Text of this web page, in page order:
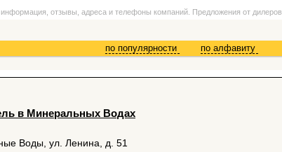
отзывы, адреса и телефоны компаний. Предложения от дилеров.
по алфавиту
по популярности
в Минеральных Водах
Воды, ул. Ленина, д. 51